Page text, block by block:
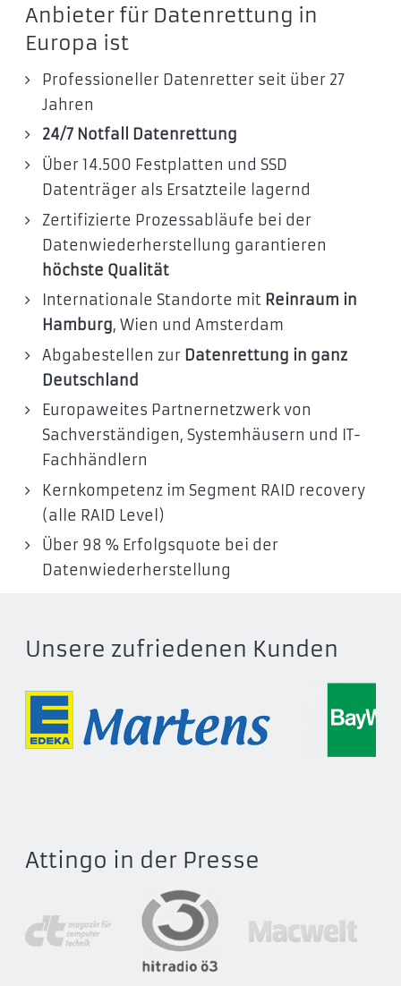
Anbieter für Datenrettung in
Europa ist
Professioneller Datenretter seit über 27
Jahren
24/7 Notfall Datenrettung
Über 14.500 Festplatten und SSD
Datenträger als Ersatzteile lagernd
Zertifizierte Prozessabläufe bei der
Datenwiederherstellung garantieren
höchste Qualität
Internationale Standorte mit Reinraum in
Hamburg, Wien und Amsterdam
Abgabestellen zur Datenrettung in ganz
Deutschland
Europaweites Partnernetzwerk von
Sachverständigen, Systemhäusern und IT-
Fachhändlern
Kernkompetenz im Segment RAID recovery
(alle RAID Level)
Über 98 % Erfolgsquote bei der
Datenwiederherstellung
Unsere zufriedenen Kunden
Attingo in der Presse